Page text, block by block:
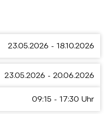
23.05.2026 - 18.10.2026
23.05.2026 - 20.06.2026
09:15 - 17:30 Uhr